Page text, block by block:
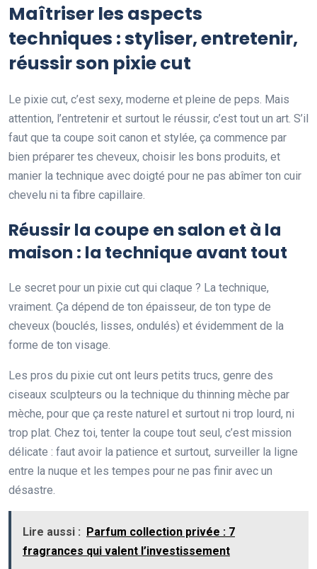
Maîtriser les aspects
techniques : styliser, entretenir,
réussir son pixie cut
Le pixie cut, c’est sexy, moderne et pleine de peps. Mais
attention, l’entretenir et surtout le réussir, c’est tout un art. S’il
faut que ta coupe soit canon et stylée, ça commence par
bien préparer tes cheveux, choisir les bons produits, et
manier la technique avec doigté pour ne pas abîmer ton cuir
chevelu ni ta fibre capillaire.
Réussir la coupe en salon et à la
maison : la technique avant tout
Le secret pour un pixie cut qui claque ? La technique,
vraiment. Ça dépend de ton épaisseur, de ton type de
cheveux (bouclés, lisses, ondulés) et évidemment de la
forme de ton visage.
Les pros du pixie cut ont leurs petits trucs, genre des
ciseaux sculpteurs ou la technique du thinning mèche par
mèche, pour que ça reste naturel et surtout ni trop lourd, ni
trop plat. Chez toi, tenter la coupe tout seul, c’est mission
délicate : faut avoir la patience et surtout, surveiller la ligne
entre la nuque et les tempes pour ne pas finir avec un
désastre.
Lire aussi : Parfum collection privée : 7
fragrances qui valent l’investissement